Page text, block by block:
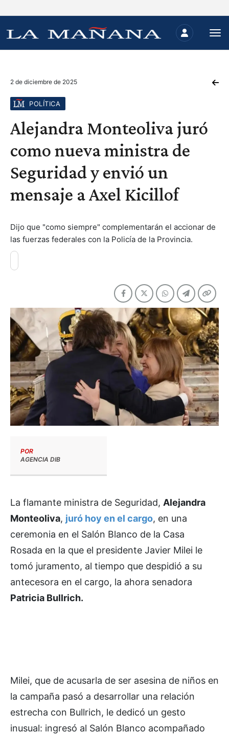
2 de diciembre de 2025
POLÍTICA
Alejandra Monteoliva juró
como nueva ministra de
Seguridad y envió un
mensaje a Axel Kicillof
Dijo que "como siempre" complementarán el accionar de
las fuerzas federales con la Policía de la Provincia.
POR
AGENCIA DIB
La flamante ministra de Seguridad, Alejandra
Monteoliva, juró hoy en el cargo, en una
ceremonia en el Salón Blanco de la Casa
Rosada en la que el presidente Javier Milei le
tomó juramento, al tiempo que despidió a su
antecesora en el cargo, la ahora senadora
Patricia Bullrich.
Milei, que de acusarla de ser asesina de niños en
la campaña pasó a desarrollar una relación
estrecha con Bullrich, le dedicó un gesto
inusual: ingresó al Salón Blanco acompañado